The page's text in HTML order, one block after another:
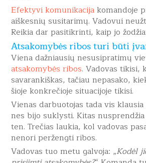
Efektyvi komunikacijakomandoje
aiškesnių susitarimų. Vadovui
Reikia dar pasitikrinti, kaip jo
Atsakomybės ribos turi būti
Viena dažniausių nesusipratimų
atsakomybės ribos. Vadovas tikisi,
savarankiškas, tačiau nepasako,
šioje konkrečioje situacijoje tikisi.
Vienas darbuotojas tada vis
nes bijo suklysti. Kitas
ten. Trečias laukia, kol vadovas
nenori peržengti ribos.
Vadovas tuo metu galvoja: „Kodėl